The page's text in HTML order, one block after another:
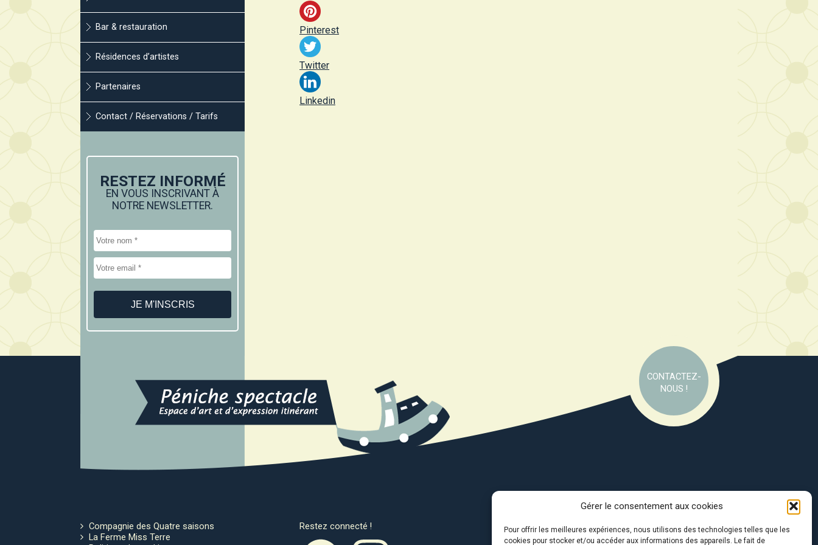
Gérer le consentement aux cookies
Pour offrir les meilleures expériences, nous utilisons des technologies telles que les
cookies pour stocker et/ou accéder aux informations des appareils. Le fait de
Bar & restauration
Résidences d’artistes
Partenaires
Contact / Réservations / Tarifs
RESTEZ INFORMÉ
EN VOUS INSCRIVANT À
NOTRE NEWSLETTER.
Pinterest
Twitter
Linkedin
CONTACTEZ-
NOUS !
Compagnie des Quatre saisons
La Ferme Miss Terre
Restez connecté ! Avec le soutien de :